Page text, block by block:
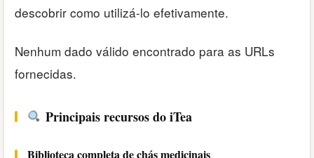
descobrir como utilizá-lo efetivamente.
Nenhum dado válido encontrado para as URLs
fornecidas.
Principais recursos do iTea
Biblioteca completa de chás medicinais